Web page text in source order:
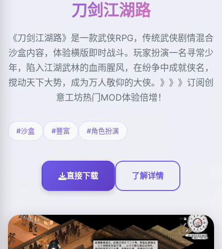
刀剑江湖路
《刀剑江湖路》是一款武侠RPG，传统武侠剧情混合
沙盒内容，体验横版即时战斗。玩家扮演一名寻常少
年，陷入江湖武林的血雨腥风，在纷争中成就侠名，
搅动天下大势，成为万人敬仰的大侠。》》》订阅创
意工坊热门MOD体验倍增！
#沙盒 #豐富 #角色扮演
直接下载 了解详情